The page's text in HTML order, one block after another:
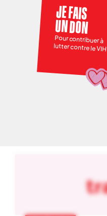
JE FAIS
UN DON
Pour contribuer à
lutter contre le VIH
NOS ACTUS